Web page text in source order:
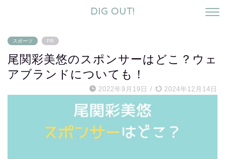
DIG OUT!
スポーツ PR
尾関彩美悠のスポンサーはどこ？ウェ
アブランドについても！
2022年9月19日 / 2024年12月14日